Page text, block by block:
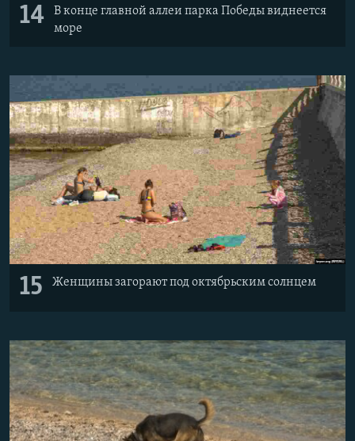
14
В конце главной аллеи парка Победы виднеется
море
15 Женщины загорают под октябрьским солнцем